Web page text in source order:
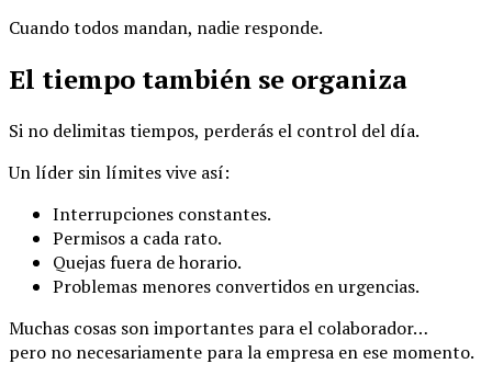
Cuando todos mandan, nadie responde.
El tiempo también se organiza
Si no delimitas tiempos, perderás el control del día.
Un líder sin límites vive así:
Interrupciones constantes.
Permisos a cada rato.
Quejas fuera de horario.
Problemas menores convertidos en urgencias.
Muchas cosas son importantes para el colaborador…
pero no necesariamente para la empresa en ese momento.